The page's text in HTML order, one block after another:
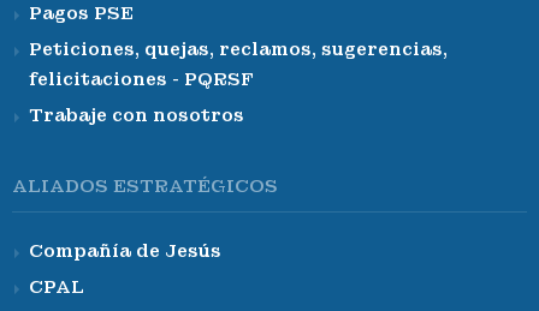
Pagos PSE
Peticiones, quejas, reclamos, sugerencias,
felicitaciones - PQRSF
Trabaje con nosotros
ALIADOS ESTRATÉGICOS
Compañía de Jesús
CPAL